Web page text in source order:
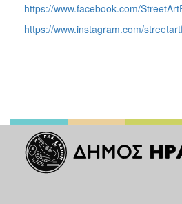
https://www.facebook.com/
https://www.instagram.com/